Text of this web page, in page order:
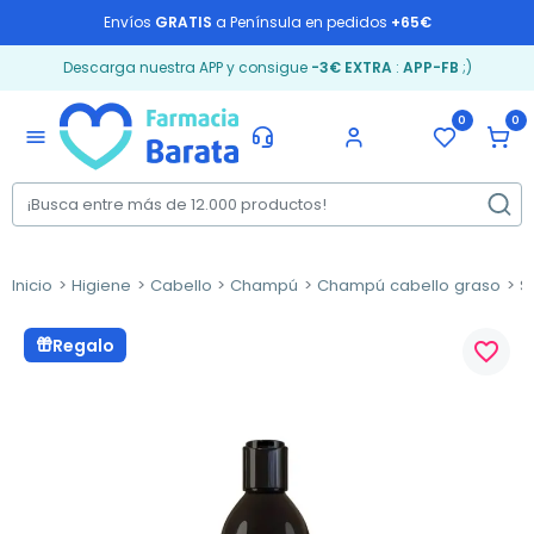
Envíos GRATIS a Península en pedidos +65€
Descarga nuestra APP y consigue -3€ EXTRA: APP-FB ;)
menu
0 0
Inicio Higiene Cabello Champú Champú cabello graso
Regalo favorite_border